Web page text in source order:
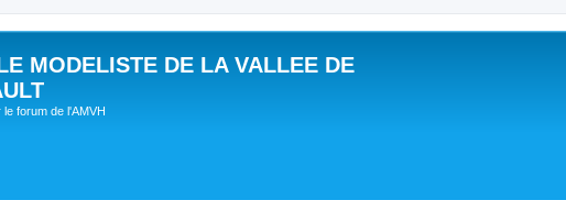
MODELISTE DE LA VALLEE DE
le forum de l'AMVH